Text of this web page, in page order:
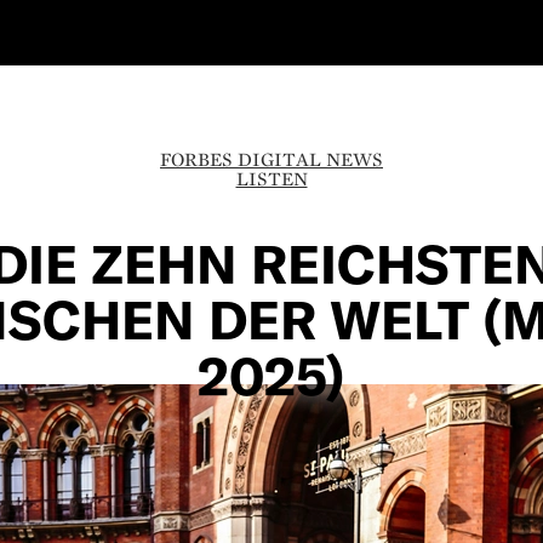
FORBES DIGITAL NEWS
LISTEN
ZEHN
DER WELT
2025)